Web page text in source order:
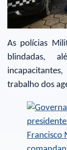
As polícias
blindadas,
trabalho dos